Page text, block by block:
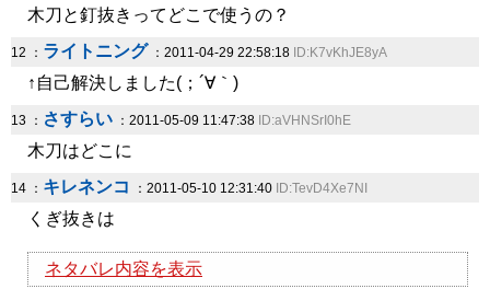
木刀と釘抜きってどこで使うの？
12 ： ライトニング ：2011-04-29 22:58:18 ID:K7vKhJE8yA
↑自己解決しました(；´∀｀)
13 ： さすらい ：2011-05-09 11:47:38 ID:aVHNSrI0hE
木刀はどこに
14 ： キレネンコ ：2011-05-10 12:31:40 ID:TevD4Xe7NI
くぎ抜きは
ネタバレ内容を表示